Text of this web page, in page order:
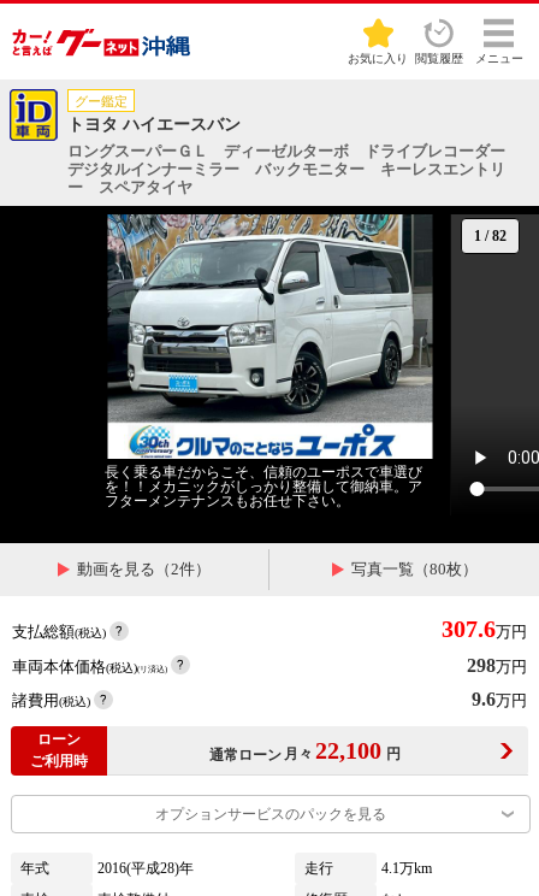
お気に入り 閲覧履歴 メニュー
グー鑑定
トヨタ ハイエースバン
ロングスーパーＧＬ ディーゼルターボ ドライブレコーダー
デジタルインナーミラー バックモニター キーレスエントリ
ー スペアタイヤ
1 /82
長く乗る車だからこそ、信頼のユーポスで車選び
を！！メカニックがしっかり整備して御納車。ア
フターメンテナンスもお任せ下さい。
動画を見る（2件） 写真一覧（80枚）
支払総額(税込) 307.6万円
車両本体価格(税込)(リ済込) 298万円
諸費用(税込) 9.6万円
ローン
ご利用時
通常ローン 月々 22,100 円
オプションサービスのパックを見る
年式 2016(平成28)年 走行
4.1万km